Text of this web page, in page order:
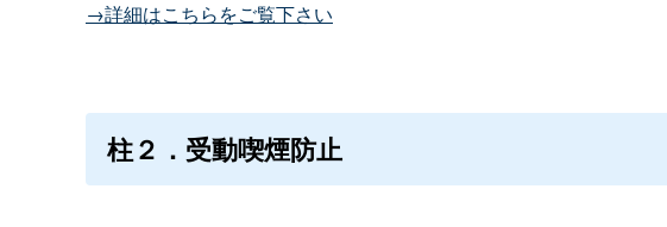
→詳細はこちらをご覧下さい
柱２．受動喫煙防止